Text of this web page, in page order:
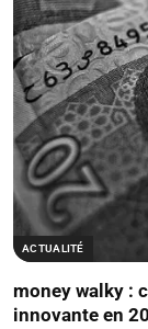
ACTUALITÉ
money walky :
innovante en